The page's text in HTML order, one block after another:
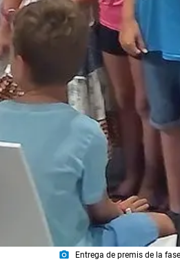
photo_camera Entrega de premis de la